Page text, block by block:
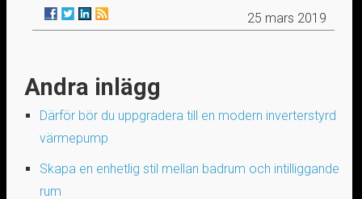
25 mars 2019
Andra inlägg
Därför bör du uppgradera till en modern inverterstyrd
värmepump
Skapa en enhetlig stil mellan badrum och intilliggande
rum